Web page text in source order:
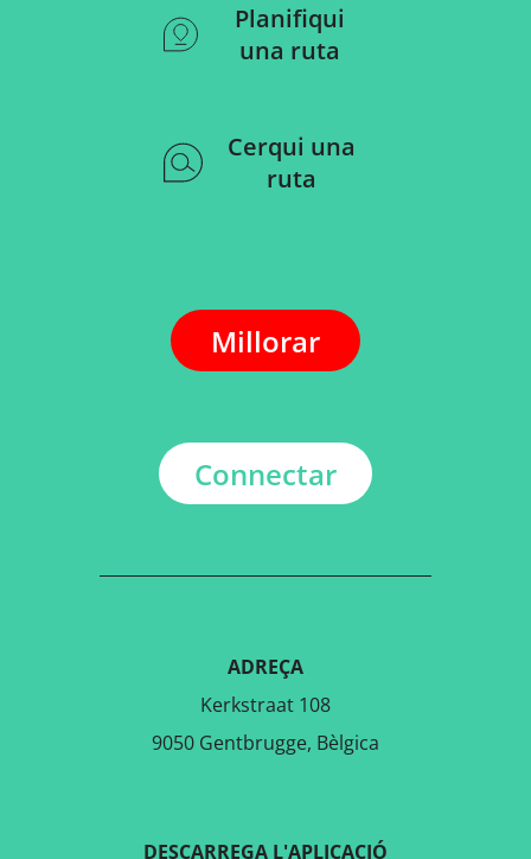
Planifiqui
una ruta
Cerqui una
ruta
Millorar
Connectar
ADREÇA
Kerkstraat 108
9050 Gentbrugge, Bèlgica
DESCARREGA L'APLICACIÓ